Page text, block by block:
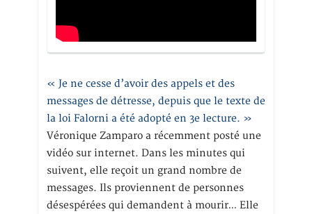
« Je ne cesse d’avoir des appels et des
messages de détresse, depuis que le texte de
la loi Falorni a été adopté en 3e lecture. »
Véronique Zamparo a récemment posté une
vidéo sur internet. Dans les minutes qui
suivent, elle reçoit un grand nombre de
messages. Ils proviennent de personnes
désespérées qui demandent à mourir… Elle